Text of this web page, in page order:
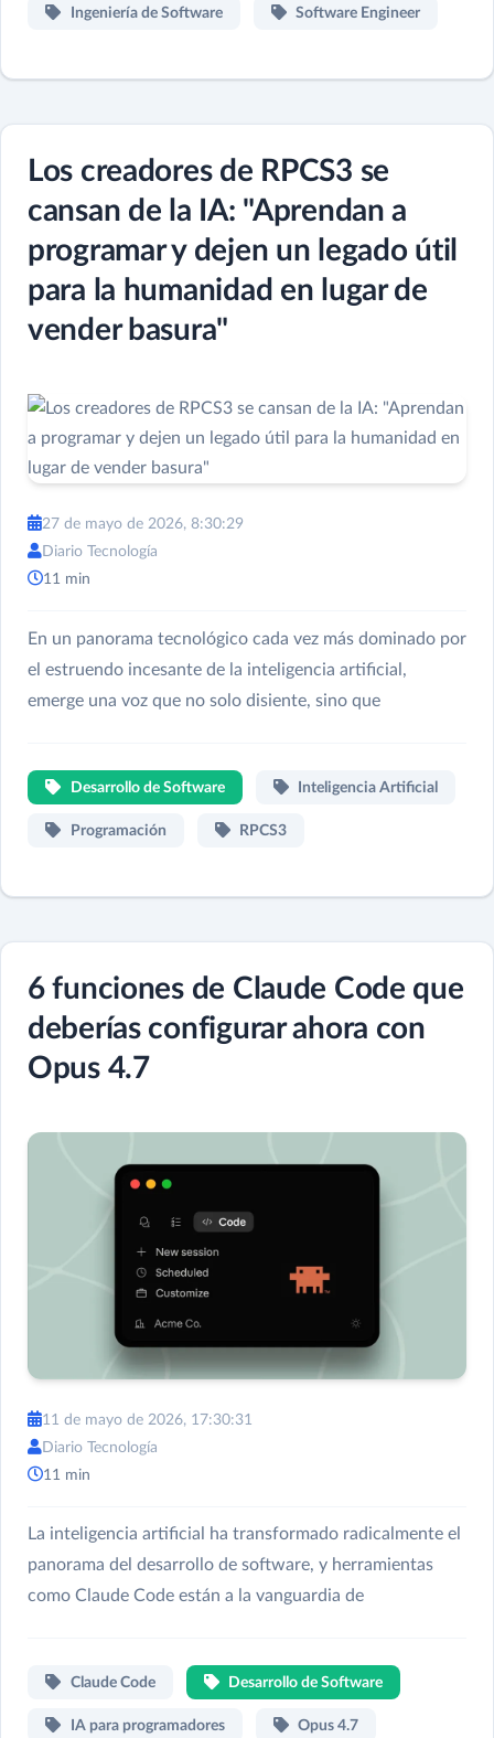
Ingeniería de Software Software Engineer
Los creadores de RPCS3 se
cansan de la IA: "Aprendan a
programar y dejen un legado útil
para la humanidad en lugar de
vender basura"
27 de mayo de 2026, 8:30:29
Diario Tecnología
11 min
En un panorama tecnológico cada vez más dominado por
el estruendo incesante de la inteligencia artificial,
emerge una voz que no solo disiente, sino que
Desarrollo de Software Inteligencia Artificial
Programación RPCS3
6 funciones de Claude Code que
deberías configurar ahora con
Opus 4.7
11 de mayo de 2026, 17:30:31
Diario Tecnología
11 min
La inteligencia artificial ha transformado radicalmente el
panorama del desarrollo de software, y herramientas
como Claude Code están a la vanguardia de
Claude Code Desarrollo de Software
IA para programadores Opus 4.7